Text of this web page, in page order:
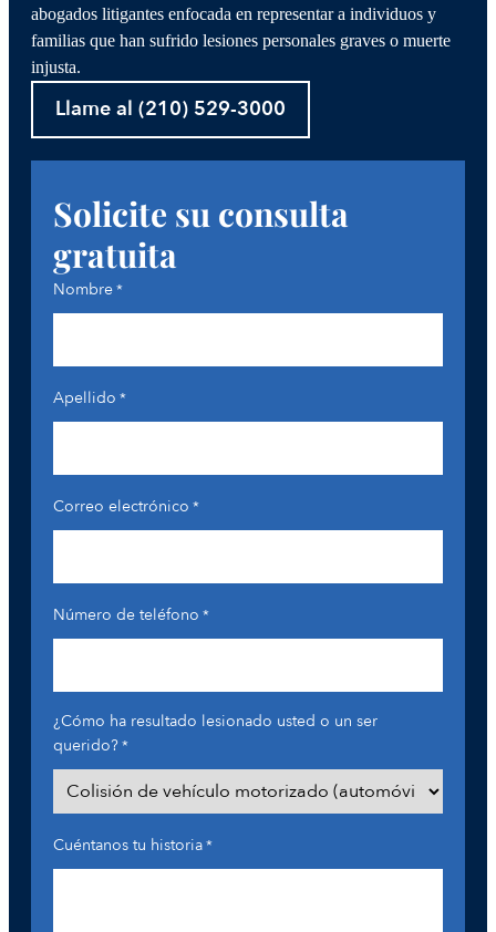
abogados litigantes enfocada en representar a individuos y
familias que han sufrido lesiones personales graves o muerte
injusta.
Llame al (210) 529-3000
Solicite su consulta
gratuita
Nombre*
Apellido *
Correo electrónico *
Número de teléfono *
¿Cómo ha resultado lesionado usted o un ser
querido?*
Cuéntanos tu historia*